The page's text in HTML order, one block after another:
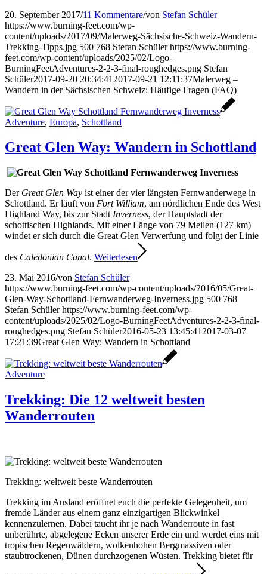
20. September 2017/11 Kommentare/von Stefan Schüler
https://www.burning-feet.com/wp-
content/uploads/2017/09/Malerweg-Sächsische-Schweiz-Wandern-
Trekking-Tipps.jpg 500 768 Stefan Schüler https://www.burning-
feet.com/wp-content/uploads/2025/02/Logo-
BurningFeetAdventures-2-2-3-final-roughedges.png Stefan
Schüler2017-09-20 20:34:41 2017-09-21 12:11:37Malerweg –
Wandern in der Sächsischen Schweiz: Häufige Fragen (FAQ)
Adventure, Europa, Schottland
Great Glen Way: Wandern in Schottland
Der Great Glen Way ist einer der vier längsten Fernwanderwege in
Schottland. Er läuft von Fort William, am nördlichen Ende des West
Highland Way, bis zur Stadt Inverness, der Hauptstadt der
schottischen Highlands. Mit einer Länge von 79 Meilen (127 km)
windet er sich durch die Great Glen Verwerfung und folgt der Linie
des Caledonian Canal. Weiterlesen
23. Mai 2016/von Stefan Schüler
https://www.burning-feet.com/wp-content/uploads/2016/05/Great-
Glen-Way-Schottland-Fernwanderweg-Inverness.jpg 500 768
Stefan Schüler https://www.burning-feet.com/wp-
content/uploads/2025/02/Logo-BurningFeetAdventures-2-2-3-final-
roughedges.png Stefan Schüler2016-05-23 13:45:41 2017-03-07
17:21:39Great Glen Way: Wandern in Schottland
Adventure
Trekking: Die 12 weltweit besten
Wanderrouten
Trekking: weltweit beste Wanderrouten
Trekking im Ausland eröffnet euch die perfekte Gelegenheit, um
fremde Länder aus einem ganz einzigartigen Blickwinkel
kennenzulernen. Dabei taucht ihr je nach Wanderroute in fast
unberührte, abgelegene Ecken unserer Erde ein und werdet eins mit
tropischen Regenwäldern, wolkenhohen Bergmassiven oder
staubtrockenen, Dünen durchzogenen Wüsten. Trekking bietet für